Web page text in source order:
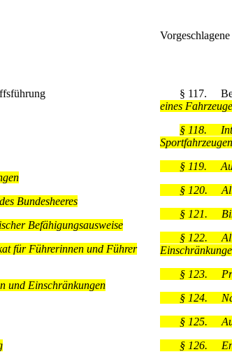
Bundesheeres
Befähigungsausweise
für Führerinnen und Führer
und Einschränkungen
§ 117.
eines
§ 118.
Sportfahrzeugen
§ 119.
§ 120.
§ 121.
§ 122.
§ 123.
§ 124.
§ 125.
§ 126.